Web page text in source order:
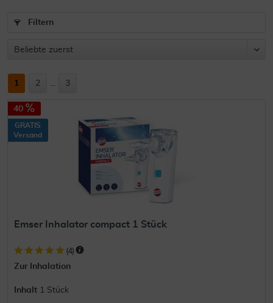
Filtern
1 2 ... 3
40
GRATIS
Versand
Emser Inhalator compact 1 Stück
(4)
Zur Inhalation
Inhalt 1 Stück